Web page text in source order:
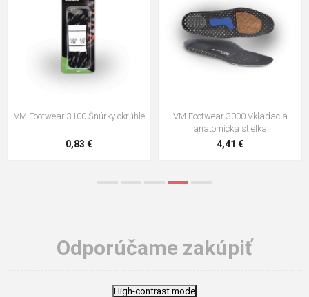
VM Footwear 3100 Šnúrky okrúhle
0,83 €
VM Footwear 3000 Vkladacia
anatomická stielka
4,41 €
Odporúčame zakúpiť
High-contrast mode